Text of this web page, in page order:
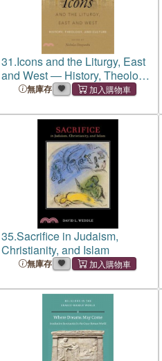
31.Icons and the Liturgy, East
and West ― History, Theology,
and Culture
無庫存
35.Sacrifice in Judaism,
Christianity, and Islam
無庫存